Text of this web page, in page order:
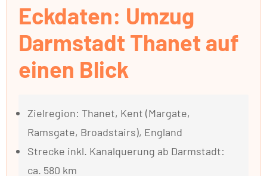
Eckdaten: Umzug
Darmstadt Thanet auf
einen Blick
Zielregion: Thanet, Kent (Margate,
Ramsgate, Broadstairs), England
Strecke inkl. Kanalquerung ab Darmstadt:
ca. 580 km